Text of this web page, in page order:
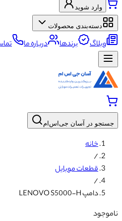
وارد شوید
دسته‌بندی محصولات
وبلاگ برندها درباره ما
جستجو در آسان جی‌اس‌ام
خانه
/
قطعات موبایل
/
دامپ LENOVO S5000-H
ناموجود